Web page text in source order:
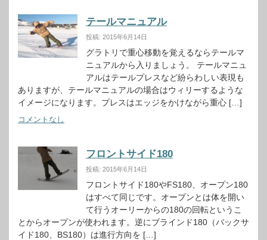
テールマニュアル
投稿: 2015年6月14日
グラトリで重心移動を覚えるならテールマ
ニュアルから入りましょう。 テールマニュ
アルはテールプレスなど紛らわしい表現も
ありますが、テールマニュアルの場合はウィリーするような
イメージになります。プレスはエッジをかけながら重心 […]
コメントなし
フロントサイド180
投稿: 2015年6月14日
フロントサイド180やFS180、オープン180
はすべて同じです。オープンとは体を開い
て行うオーリーからの180の回転というこ
とからオープンが使われます。逆にブラインド180（バックサ
イド180、BS180）は進行方向を […]